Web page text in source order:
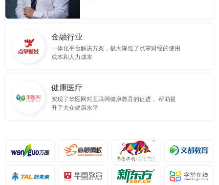
金融行业
一体化平台解决方案，极大降低了点掌财经的使用
成本和人力成本
健康医疗
实现了华医网对互联网健康教育的促进， 帮助提
升了大众健康水平